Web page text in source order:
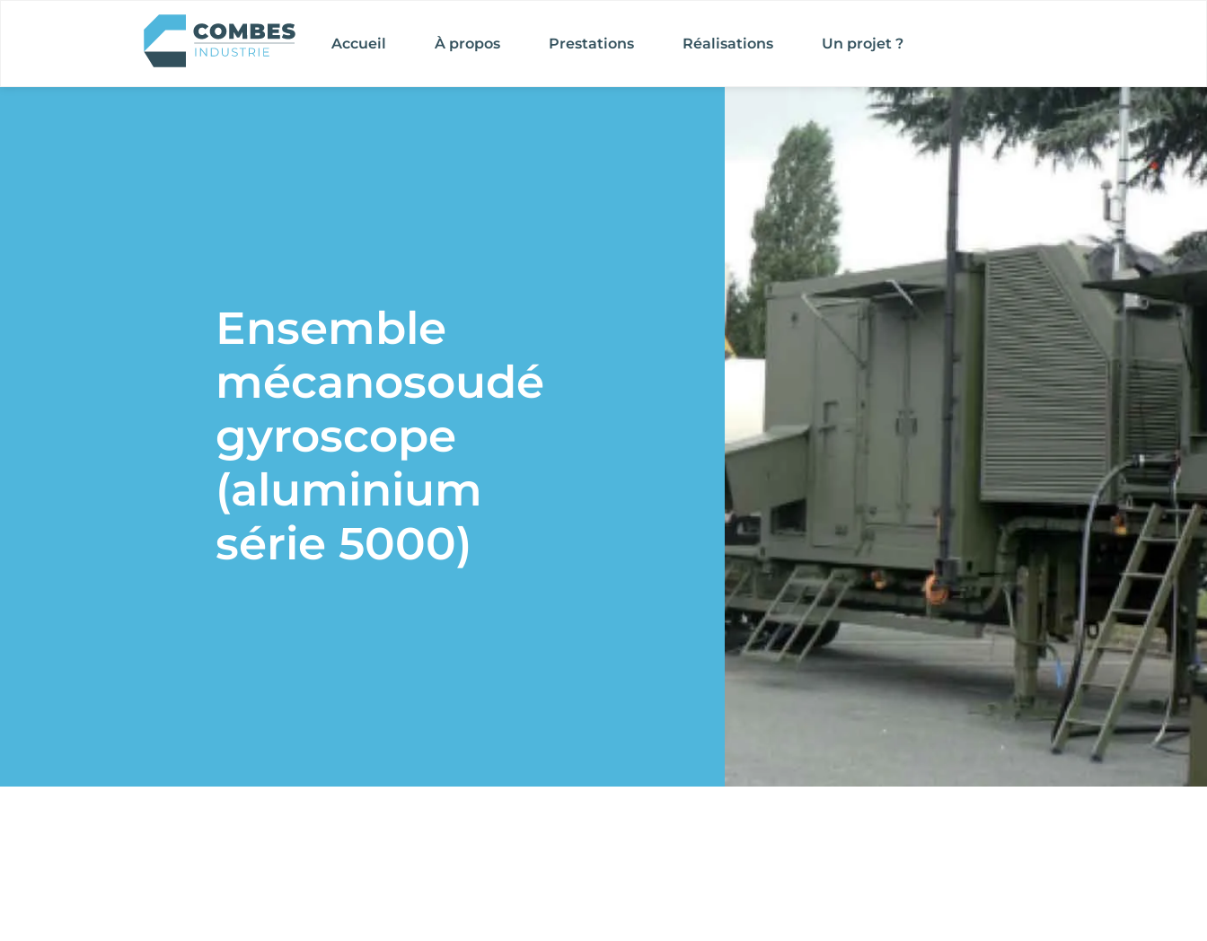
Accueil À propos Prestations Réalisations Un projet ?
Ensemble
mécanosoudé
gyroscope
(aluminium
série 5000)